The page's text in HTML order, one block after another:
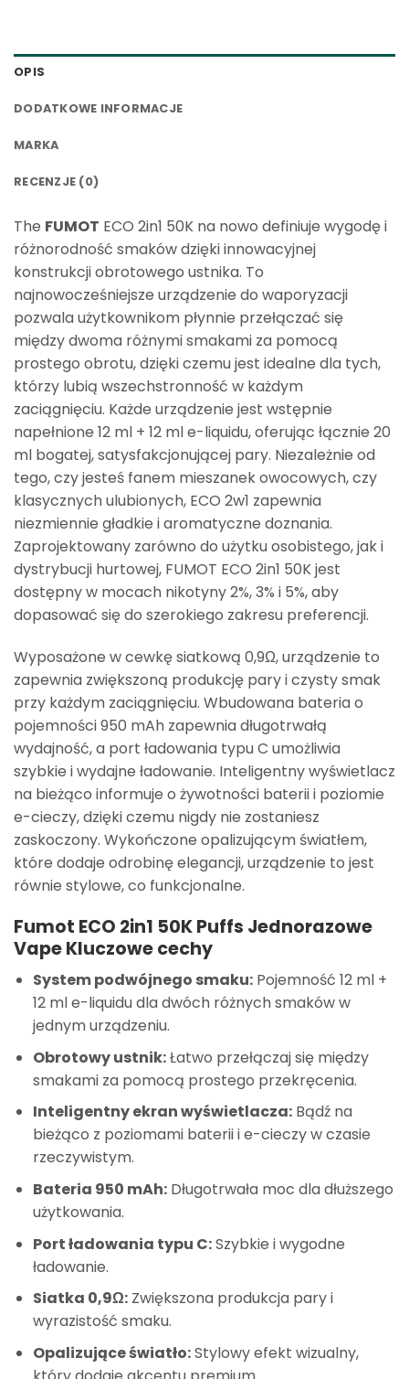
OPIS
DODATKOWE INFORMACJE
MARKA
RECENZJE (0)
The FUMOT ECO 2in1 50K na nowo definiuje wygodę i
różnorodność smaków dzięki innowacyjnej
konstrukcji obrotowego ustnika. To
najnowocześniejsze urządzenie do waporyzacji
pozwala użytkownikom płynnie przełączać się
między dwoma różnymi smakami za pomocą
prostego obrotu, dzięki czemu jest idealne dla tych,
którzy lubią wszechstronność w każdym
zaciągnięciu. Każde urządzenie jest wstępnie
napełnione 12 ml + 12 ml e-liquidu, oferując łącznie 20
ml bogatej, satysfakcjonującej pary. Niezależnie od
tego, czy jesteś fanem mieszanek owocowych, czy
klasycznych ulubionych, ECO 2w1 zapewnia
niezmiennie gładkie i aromatyczne doznania.
Zaprojektowany zarówno do użytku osobistego, jak i
dystrybucji hurtowej, FUMOT ECO 2in1 50K jest
dostępny w mocach nikotyny 2%, 3% i 5%, aby
dopasować się do szerokiego zakresu preferencji.
Wyposażone w cewkę siatkową 0,9Ω, urządzenie to
zapewnia zwiększoną produkcję pary i czysty smak
przy każdym zaciągnięciu. Wbudowana bateria o
pojemności 950 mAh zapewnia długotrwałą
wydajność, a port ładowania typu C umożliwia
szybkie i wydajne ładowanie. Inteligentny wyświetlacz
na bieżąco informuje o żywotności baterii i poziomie
e-cieczy, dzięki czemu nigdy nie zostaniesz
zaskoczony. Wykończone opalizującym światłem,
które dodaje odrobinę elegancji, urządzenie to jest
równie stylowe, co funkcjonalne.
Fumot ECO 2in1 50K Puffs Jednorazowe
Vape Kluczowe cechy
System podwójnego smaku:Pojemność 12 ml +
12 ml e-liquidu dla dwóch różnych smaków w
jednym urządzeniu.
Obrotowy ustnik:Łatwo przełączaj się między
smakami za pomocą prostego przekręcenia.
Inteligentny ekran wyświetlacza:Bądź na
bieżąco z poziomami baterii i e-cieczy w czasie
rzeczywistym.
Bateria 950 mAh:Długotrwała moc dla dłuższego
użytkowania.
Port ładowania typu C:Szybkie i wygodne
ładowanie.
Siatka 0,9Ω:Zwiększona produkcja pary i
wyrazistość smaku.
Opalizujące światło:Stylowy efekt wizualny,